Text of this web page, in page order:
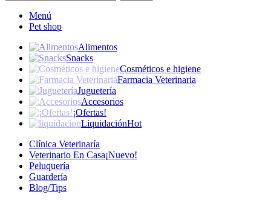
Menú
Pet shop
Alimentos
Snacks
Cosméticos e higiene
Farmacia Veterinaria
Juguetería
Accesorios
¡Ofertas!
LiquidaciónHot
Clínica Veterinaría
Veterinario En Casa¡Nuevo!
Peluquería
Guardería
Blog/Tips